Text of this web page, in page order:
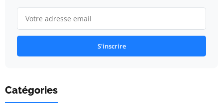
S'inscrire
Catégories